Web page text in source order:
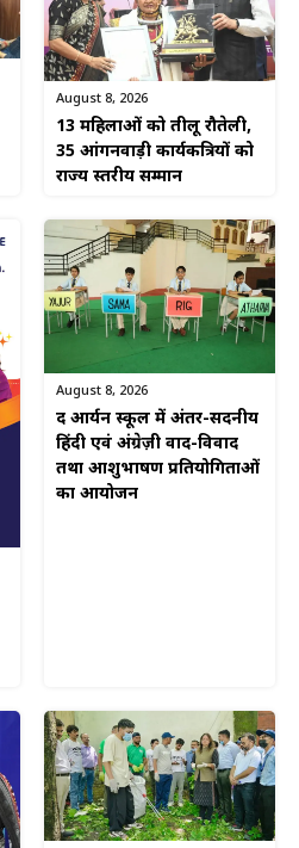
August 8, 2026
13 महिलाओं को तीलू रौतेली,
35 आंगनवाड़ी कार्यकत्रियों को
राज्य स्तरीय सम्मान
August 8, 2026
द आर्यन स्कूल में अंतर-सदनीय
हिंदी एवं अंग्रेज़ी वाद-विवाद
तथा आशुभाषण प्रतियोगिताओं
का आयोजन